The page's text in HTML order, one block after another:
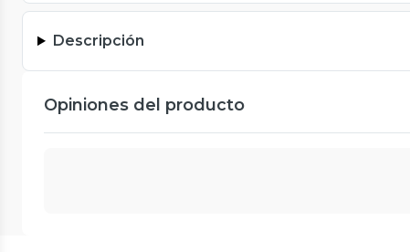
Descripción
Opiniones del producto